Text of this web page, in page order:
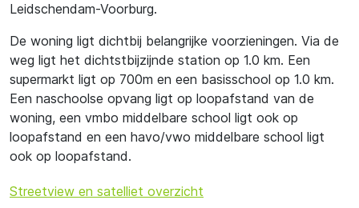
Leidschendam-Voorburg.
De woning ligt dichtbij belangrijke voorzieningen. Via de
weg ligt het dichtstbijzijnde station op 1.0 km. Een
supermarkt ligt op 700m en een basisschool op 1.0 km.
Een naschoolse opvang ligt op loopafstand van de
woning, een vmbo middelbare school ligt ook op
loopafstand en een havo/vwo middelbare school ligt
ook op loopafstand.
Streetview en satelliet overzicht